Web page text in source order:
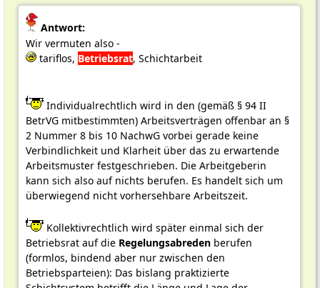
Antwort:
Wir vermuten also -
tariflos, Betriebsrat, Schichtarbeit
Individualrechtlich wird in den (gemäß § 94 II
BetrVG mitbestimmten) Arbeitsverträgen offenbar an §
2 Nummer 8 bis 10 NachwG vorbei gerade keine
Verbindlichkeit und Klarheit über das zu erwartende
Arbeitsmuster festgeschrieben. Die Arbeitgeberin
kann sich also auf nichts berufen. Es handelt sich um
überwiegend nicht vorhersehbare Arbeitszeit.
Kollektivrechtlich wird später einmal sich der
Betriebsrat auf die Regelungsabreden berufen
(formlos, bindend aber nur zwischen den
Betriebsparteien): Das bislang praktizierte